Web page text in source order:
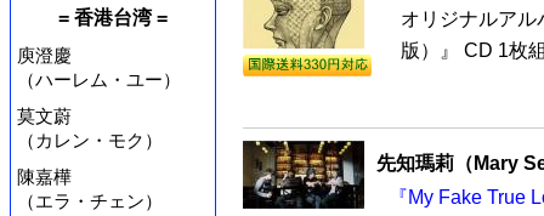
= 香港台湾 =
庾澄慶
（ハーレム・ユー）
莫文蔚
（カレン・モク）
陳嘉樺
（エラ・チェン）
オリジナルアル
版）』 CD 1枚
先知瑪莉（Mary
『My Fake True